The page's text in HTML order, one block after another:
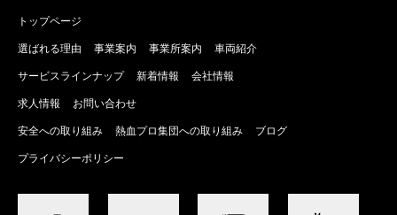
トップページ
選ばれる理由 事業案内 事業所案内 車両紹介
サービスラインナップ 新着情報 会社情報
求人情報 お問い合わせ
安全への取り組み 熱血プロ集団への取り組み ブログ
プライバシーポリシー